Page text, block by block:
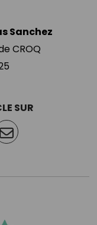
Sanchez
CROQ
SUR